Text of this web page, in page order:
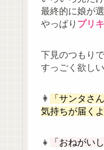
最終的に娘が
やっぱり プリ
下見のつもり
すっごく欲し
👩
「サンタさ
気持ちが届く
👧 「おねがい